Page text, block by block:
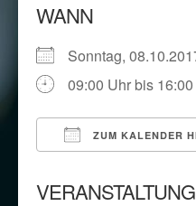
WANN
Sonntag,
09:00 Uhr bis
ZUM KALENDER